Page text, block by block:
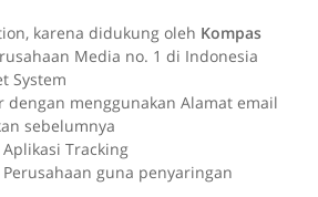
karena didukung oleh Kompas
Media no. 1 di Indonesia
System
dengan menggunakan Alamat email
sebelumnya
Tracking
guna penyaringan